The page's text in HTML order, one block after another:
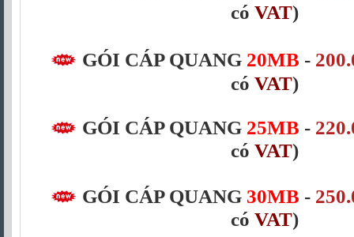
có VAT)
GÓI CÁP QUANG 20MB -
có VAT)
GÓI CÁP QUANG 25MB -
có VAT)
GÓI CÁP QUANG 30MB -
có VAT)